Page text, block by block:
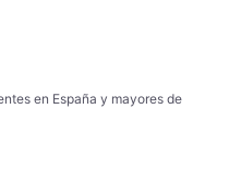
en España y mayores de